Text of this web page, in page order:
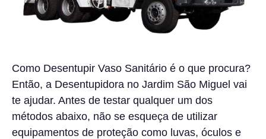
Como Desentupir Vaso Sanitário é o que procura?
Então, a Desentupidora no Jardim São Miguel vai
te ajudar. Antes de testar qualquer um dos
métodos abaixo, não se esqueça de utilizar
equipamentos de proteção como luvas, óculos e